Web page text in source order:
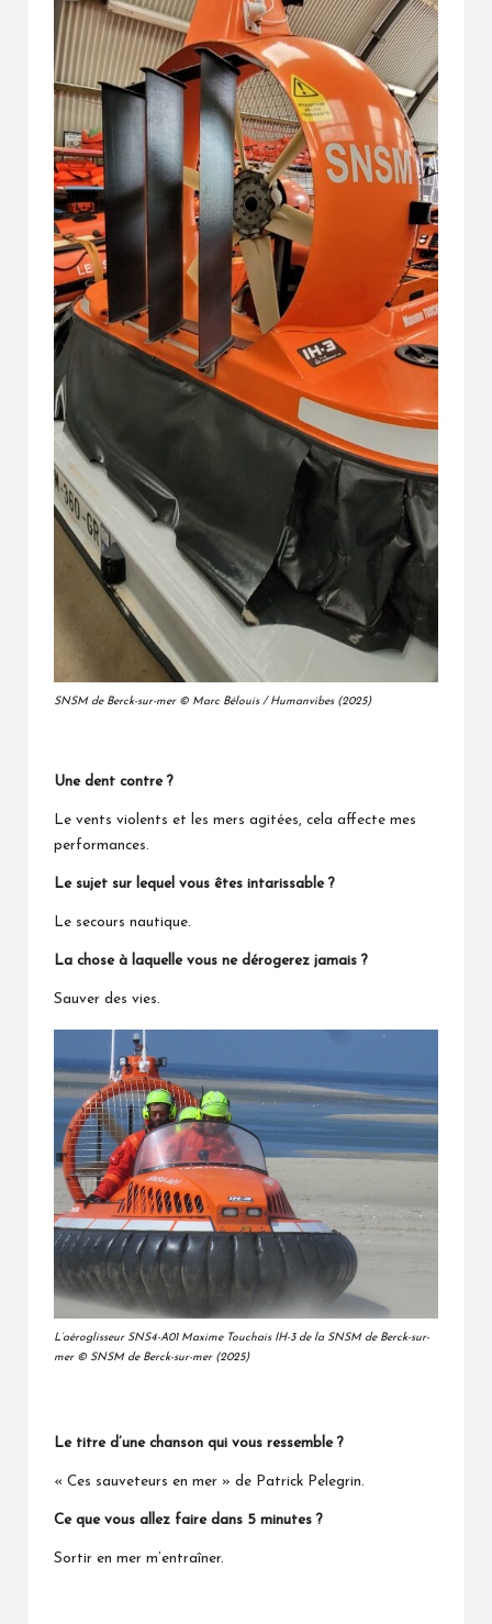
SNSM de Berck-sur-mer © Marc Bélouis / Humanvibes (2025)
Une dent contre ?
Le vents violents et les mers agitées, cela affecte mes
performances.
Le sujet sur lequel vous êtes intarissable ?
Le secours nautique.
La chose à laquelle vous ne dérogerez jamais ?
Sauver des vies.
L’aéroglisseur SNS4-A01 Maxime Touchais IH-3 de la SNSM de Berck-sur-
mer © SNSM de Berck-sur-mer (2025)
Le titre d’une chanson qui vous ressemble ?
« Ces sauveteurs en mer » de Patrick Pelegrin.
Ce que vous allez faire dans 5 minutes ?
Sortir en mer m’entraîner.